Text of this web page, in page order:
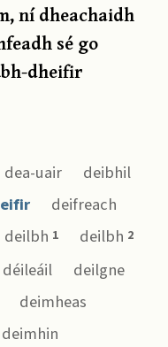
ní dheachaidh
sé go
dheifir
dea-uair
deibhil
deifreach
deilbh 1 deilbh 2
déileáil
deilgne
deimheas
deimhin